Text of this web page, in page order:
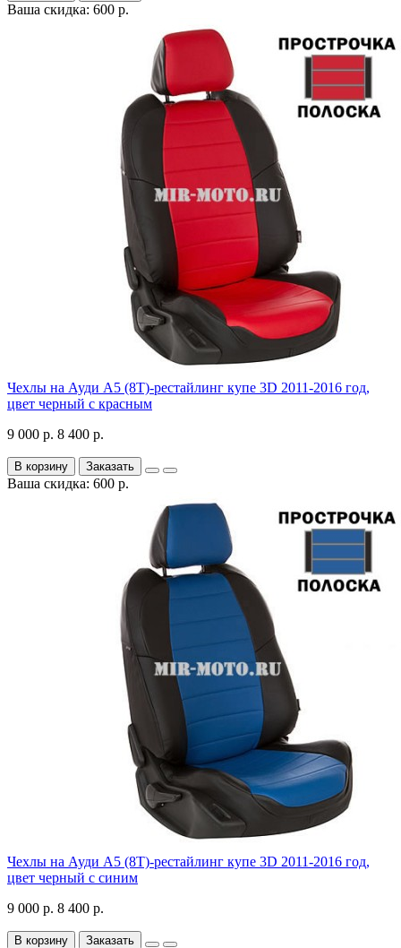
Ваша скидка: 600 р.
Чехлы на Ауди А5 (8Т)-рестайлинг купе 3D 2011-2016 год,
цвет черный с красным
9 000 р. 8 400 р.
В корзину Заказать
Ваша скидка: 600 р.
Чехлы на Ауди А5 (8Т)-рестайлинг купе 3D 2011-2016 год,
цвет черный с синим
9 000 р. 8 400 р.
В корзину Заказать